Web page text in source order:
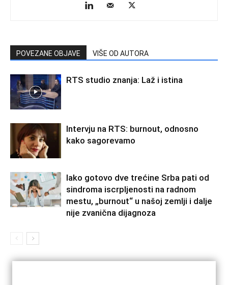
POVEZANE OBJAVE VIŠE OD AUTORA
RTS studio znanja: Laž i istina
Intervju na RTS: burnout, odnosno
kako sagorevamo
Iako gotovo dve trećine Srba pati od
sindroma iscrpljenosti na radnom
mestu, „burnout“ u našoj zemlji i dalje
nije zvanična dijagnoza